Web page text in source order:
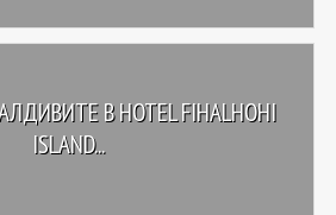
В HOTEL FIHALHOHI
ISLAND...